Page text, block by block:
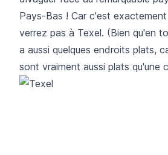
Pays-Bas ! Car c'est
verrez pas à Texel. (Bien qu'en
a aussi quelques endroits plats,
sont vraiment aussi plats qu'une